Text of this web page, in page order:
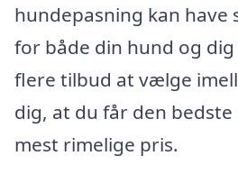
hundepasning kan have
for både din hund og dig
flere tilbud at vælge
dig, at du får den bedste
mest rimelige pris.